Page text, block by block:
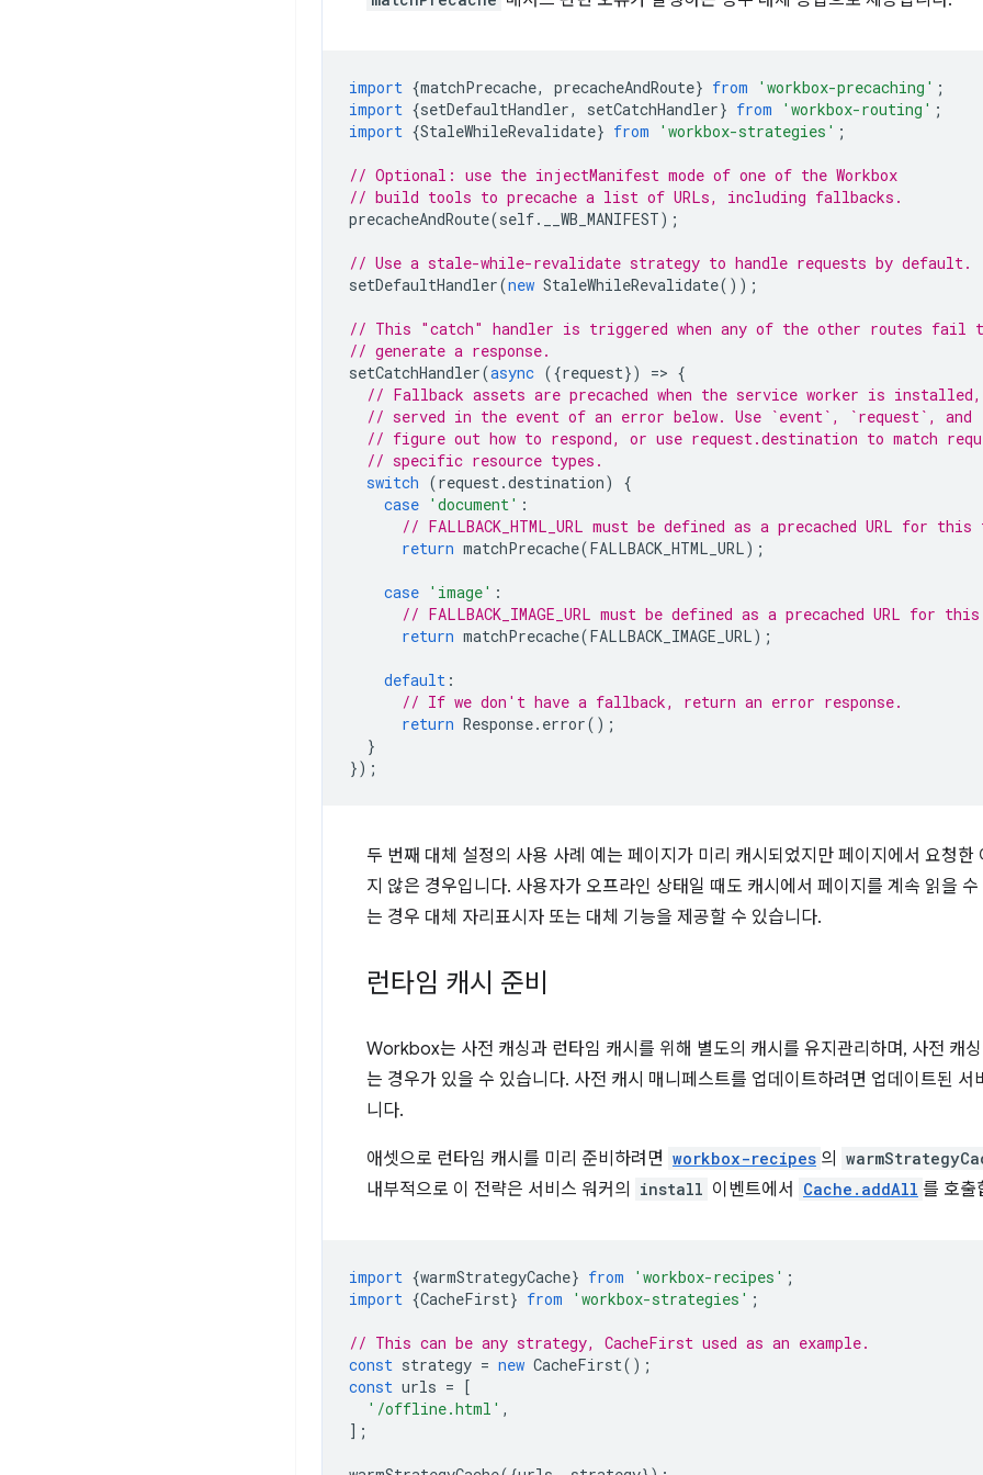
import {matchPrecache, precacheAndRoute} from 'workbox-precaching' ;
import {setDefaultHandler, setCatchHandler} from 'workbox-routing' ;
import {StaleWhileRevalidate} from 'workbox-strategies' ;
// Optional: use the injectManifest mode of one of the Workbox
// build tools to precache a list of URLs, including fallbacks.
precacheAndRoute(self. __WB_MANIFEST);
// Use a stale-while-revalidate strategy to handle requests by default.
setDefaultHandler(new StaleWhileRevalidate());
// This "catch" handler is triggered when any of the other routes fail
// generate a response.
setCatchHandler(async ({request}) => {
// Fallback assets are precached when the service worker is
// served in the event of an error below. Use `event`, `request`,
// figure out how to respond, or use request.destination to match
// specific resource types.
switch (request.destination)
{
case 'document' :
// FALLBACK_HTML_URL must be defined as a precached URL for
return matchPrecache(FALLBACK_HTML_URL);
case 'image' :
// FALLBACK_IMAGE_URL must be defined as a precached URL for
return matchPrecache(FALLBACK_IMAGE_URL);
default :
// If we don't have a fallback, return an error response.
return Response. error();
}
});
두 번째 대체 설정의 사용 사례 예는 페이지가 미리 캐시되었지만 페이지에서 요청
지 않은 경우입니다. 사용자가 오프라인 상태일 때도 캐시에서 페이지를 계속 읽을
는 경우 대체 자리표시자 또는 대체 기능을 제공할 수 있습니다.
런타임 캐시 준비
Workbox는 사전 캐싱과 런타임 캐시를 위해 별도의 캐시를 유지관리하며, 사전 캐
는 경우가 있을 수 있습니다. 사전 캐시 매니페스트를 업데이트하려면 업데이트된
니다.
애셋으로 런타임 캐시를 미리 준비하려면 workbox-recipes 의
내부적으로 이 전략은 서비스 워커의 install 이벤트에서 Cache.addAll 를 호출
import {warmStrategyCache} from 'workbox-recipes' ;
import {CacheFirst} from 'workbox-strategies' ;
// This can be any strategy, CacheFirst used as an example.
const strategy = new CacheFirst();
const urls = [
'/offline.html' ,
];